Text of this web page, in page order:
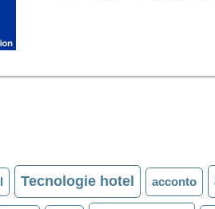
Tecnologie hotel acconto